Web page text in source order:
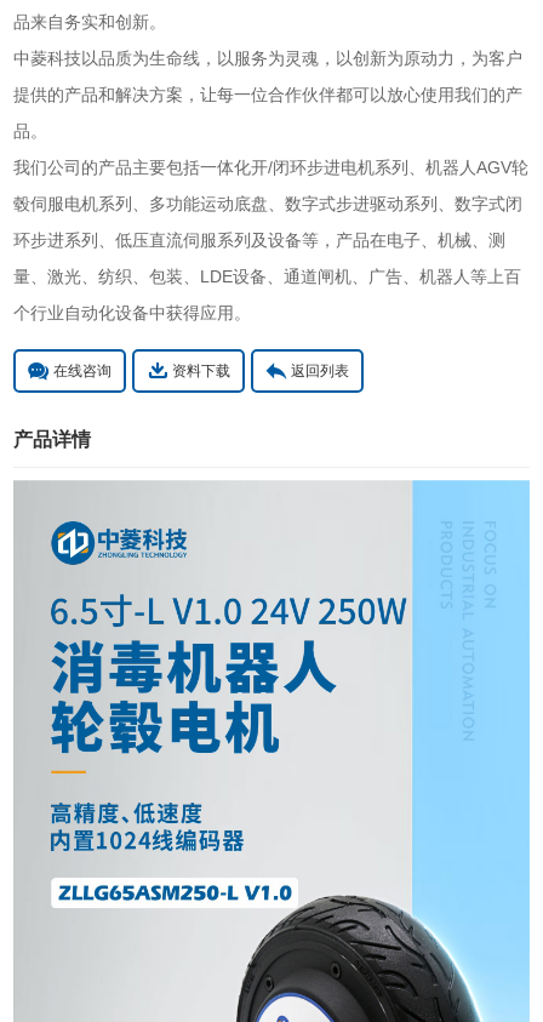
品来自务实和创新。
中菱科技以品质为生命线，以服务为灵魂，以创新为原动力，为客户
提供的产品和解决方案，让每一位合作伙伴都可以放心使用我们的产
品。
我们公司的产品主要包括一体化开/闭环步进电机系列、机器人AGV轮
毂伺服电机系列、多功能运动底盘、数字式步进驱动系列、数字式闭
环步进系列、低压直流伺服系列及设备等，产品在电子、机械、测
量、激光、纺织、包装、LDE设备、通道闸机、广告、机器人等上百
个行业自动化设备中获得应用。
在线咨询 资料下载 返回列表
产品详情